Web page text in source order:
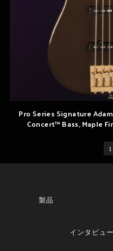
Pro Series Signature
Concert™ Bass, Maple
1
製品
インタビュ